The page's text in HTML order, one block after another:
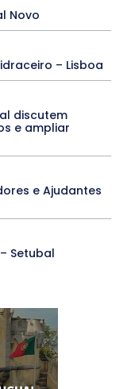
Novo
– Lisboa
discutem
e ampliar
e Ajudantes
Setubal